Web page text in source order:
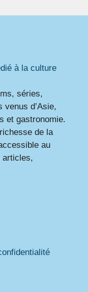
à la culture
séries,
d’Asie,
et gastronomie.
de la
au
articles,